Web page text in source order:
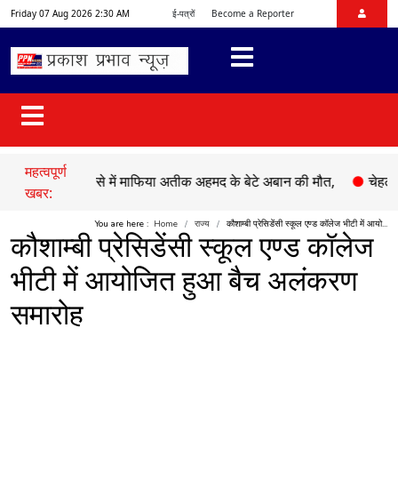
Friday 07 Aug 2026 2:30 AM ई-पत्रों Become a Reporter
महत्वपूर्ण
खबर:
हादसे में माफिया अतीक अहमद के बेटे अबान की मौत, ●चेहल्लुम पर
You are here : Home राज्य कौशाम्बी प्रेसिडेंसी स्कूल एण्ड कॉलेज भीटी में आयो...
कौशाम्बी प्रेसिडेंसी स्कूल एण्ड कॉलेज
भीटी में आयोजित हुआ बैच अलंकरण
समारोह